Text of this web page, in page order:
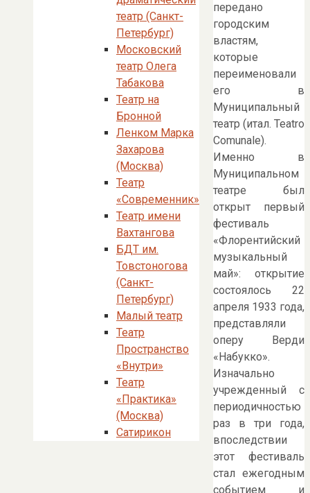
передано
городским
властям,
которые
переименовали
его в
Муниципальный
театр (итал. Teatro
Comunale).
Именно в
Муниципальном
театре был
открыт первый
фестиваль
«Флорентийский
музыкальный
май»: открытие
состоялось 22
апреля 1933 года,
представляли
оперу Верди
«Набукко».
Изначально
учрежденный с
периодичностью
раз в три года,
впоследствии
этот фестиваль
стал ежегодным
событием и
театр (Санкт-
Петербург)
Московский
театр Олега
Табакова
Театр на
Бронной
Ленком Марка
Захарова
(Москва)
Театр
«Современник»
Театр имени
Вахтангова
БДТ им.
Товстоногова
(Санкт-
Петербург)
Малый театр
Театр
Пространство
«Внутри»
Театр
«Практика»
(Москва)
Сатирикон